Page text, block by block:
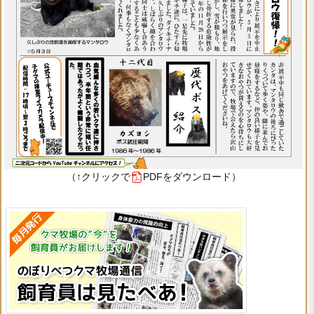
（↑クリックで PDFをダウンロード）